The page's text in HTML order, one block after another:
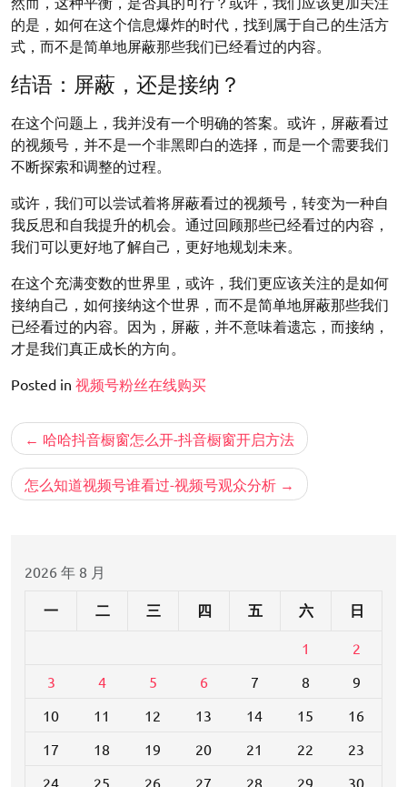
的是，如何在这个信息爆炸的时代，找到属于自己的生活方
式，而不是简单地屏蔽那些我们已经看过的内容。
结语：屏蔽，还是接纳？
在这个问题上，我并没有一个明确的答案。或许，屏蔽看过
的视频号，并不是一个非黑即白的选择，而是一个需要我们
不断探索和调整的过程。
或许，我们可以尝试着将屏蔽看过的视频号，转变为一种自
我反思和自我提升的机会。通过回顾那些已经看过的内容，
我们可以更好地了解自己，更好地规划未来。
在这个充满变数的世界里，或许，我们更应该关注的是如何
接纳自己，如何接纳这个世界，而不是简单地屏蔽那些我们
已经看过的内容。因为，屏蔽，并不意味着遗忘，而接纳，
才是我们真正成长的方向。
Posted in 视频号粉丝在线购买
文
章
导
哈哈抖音橱窗怎么开-抖音橱窗开启方法
怎么知道视频号谁看过-视频号观众分析
2026 年 8 月
一 二 三 四 五 六 日
1
2
3
4 5 6 7 8
9
10
11 12 13 14 15
16
17
18 19 20 21 22
23
24
25 26 27 28 29 30